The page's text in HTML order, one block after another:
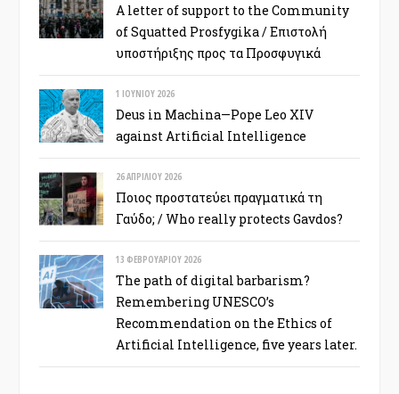
A letter of support to the Community
of Squatted Prosfygika / Επιστολή
υποστήριξης προς τα Προσφυγικά
1 ΙΟΥΝΊΟΥ 2026
Deus in Machina—Pope Leo XIV
against Artificial Intelligence
26 ΑΠΡΙΛΊΟΥ 2026
Ποιος προστατεύει πραγματικά τη
Γαύδο; / Who really protects Gavdos?
13 ΦΕΒΡΟΥΑΡΊΟΥ 2026
The path of digital barbarism?
Remembering UNESCO’s
Recommendation on the Ethics of
Artificial Intelligence, five years later.